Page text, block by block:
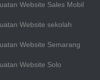
Website Sales Mobil
Website sekolah
Website Semarang
Website Solo